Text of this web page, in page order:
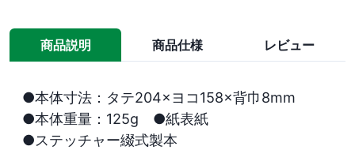
商品説明 商品仕様 レビュー
●本体寸法：タテ204×ヨコ158×背巾8mm
●本体重量：125g　●紙表紙
●ステッチャー綴式製本